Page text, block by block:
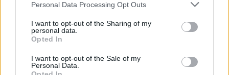
negar su consentimiento. Tenga en cuenta que algún
de su consentimiento, pero usted tiene el derecho de
rechazar tal procesamiento. Sus preferencias se aplicarán
cualquier momento entrando de nuevo en este sitio web o
visitando nuestra política de privacidad.
Personal Data Processing Opt Outs
I want to opt-out of the Sharing of my
personal data.
Opted In
I want to opt-out of the Sale of my
Personal Data.